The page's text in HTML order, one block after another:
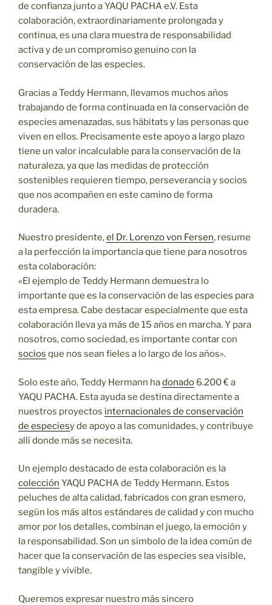
de confianza junto a YAQU PACHA e.V. Esta
colaboración, extraordinariamente prolongada y
continua, es una clara muestra de responsabilidad
activa y de un compromiso genuino con la
conservación de las especies.
Gracias a Teddy Hermann, llevamos muchos años
trabajando de forma continuada en la conservación de
especies amenazadas, sus hábitats y las personas que
viven en ellos. Precisamente este apoyo a largo plazo
tiene un valor incalculable para la conservación de la
naturaleza, ya que las medidas de protección
sostenibles requieren tiempo, perseverancia y socios
que nos acompañen en este camino de forma
duradera.
Nuestro presidente,el Dr. Lorenzo von Fersen, resume
a la perfección la importancia que tiene para nosotros
esta colaboración:
«El ejemplo de Teddy Hermann demuestra lo
importante que es la conservación de las especies para
esta empresa. Cabe destacar especialmente que esta
colaboración lleva ya más de 15 años en marcha. Y para
nosotros, como sociedad, es importante contar con
socios que nos sean fieles a lo largo de los años».
Solo este año, Teddy Hermann hadonado 6.200 € a
YAQU PACHA. Esta ayuda se destina directamente a
nuestros proyectos internacionales de conservación
de especiesy de apoyo a las comunidades, y contribuye
allí donde más se necesita.
Un ejemplo destacado de esta colaboración es la
colección YAQU PACHA de Teddy Hermann. Estos
peluches de alta calidad, fabricados con gran esmero,
según los más altos estándares de calidad y con mucho
amor por los detalles, combinan el juego, la emoción y
la responsabilidad. Son un símbolo de la idea común de
hacer que la conservación de las especies sea visible,
tangible y vivible.
Queremos expresar nuestro más sincero